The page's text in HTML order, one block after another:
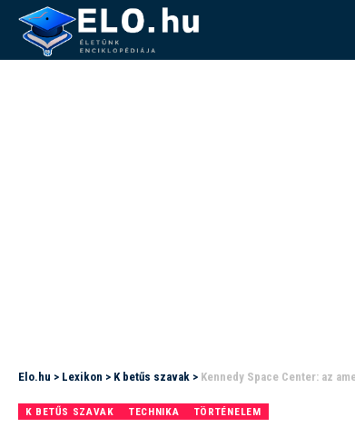
Elo.hu > Lexikon > K betűs szavak > Kennedy Space Center: az
K BETŰS SZAVAK TECHNIKA TÖRTÉNELEM